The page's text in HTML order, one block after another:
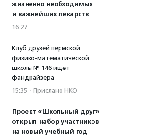
жизненно необходимых
и важнейших лекарств
16:27
Клуб друзей пермской
физико-математической
школы № 146 ищет
фандрайзера
15:35 · Прислано НКО
Проект «Школьный друг»
открыл набор участников
на новый учебный год